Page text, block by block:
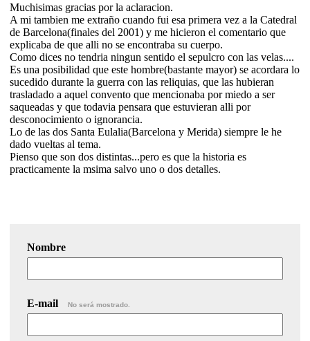
Muchisimas gracias por la aclaracion.
A mi tambien me extraño cuando fui esa primera vez a la Catedral
de Barcelona(finales del 2001) y me hicieron el comentario que
explicaba de que alli no se encontraba su cuerpo.
Como dices no tendria ningun sentido el sepulcro con las velas....
Es una posibilidad que este hombre(bastante mayor) se acordara lo
sucedido durante la guerra con las reliquias, que las hubieran
trasladado a aquel convento que mencionaba por miedo a ser
saqueadas y que todavia pensara que estuvieran alli por
desconocimiento o ignorancia.
Lo de las dos Santa Eulalia(Barcelona y Merida) siempre le he
dado vueltas al tema.
Pienso que son dos distintas...pero es que la historia es
practicamente la msima salvo uno o dos detalles.
Nombre
E-mail No será mostrado.